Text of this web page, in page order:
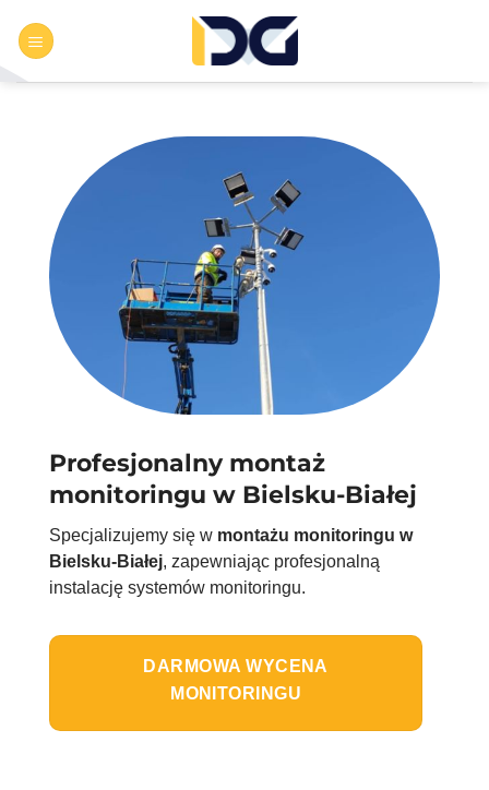
zawartości
Profesjonalny montaż
monitoringu w Bielsku-Białej
Specjalizujemy się w montażu monitoringu w
Bielsku-Białej, zapewniając profesjonalną
instalację systemów monitoringu.
DARMOWA WYCENA
MONITORINGU